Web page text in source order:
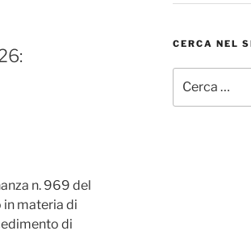
n. 969 del
materia di
di
CERCA NEL